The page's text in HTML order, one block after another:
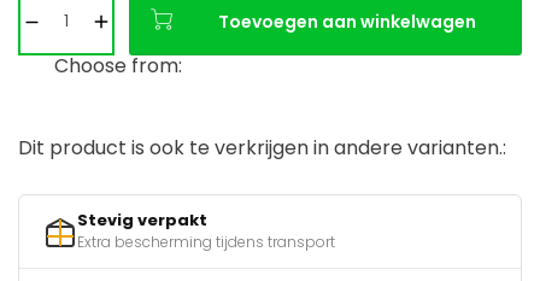
Toevoegen aan winkelwagen
Choose from:
Dit product is ook te verkrijgen in andere varianten.:
Stevig verpakt
Extra bescherming tijdens transport